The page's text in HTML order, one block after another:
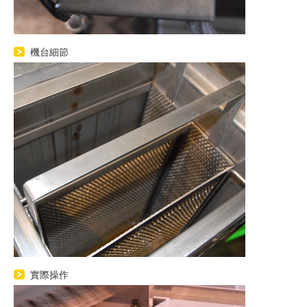
機台細節
實際操作